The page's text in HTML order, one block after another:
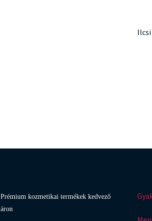
Prémium kozmetikai termékek kedvező
áron